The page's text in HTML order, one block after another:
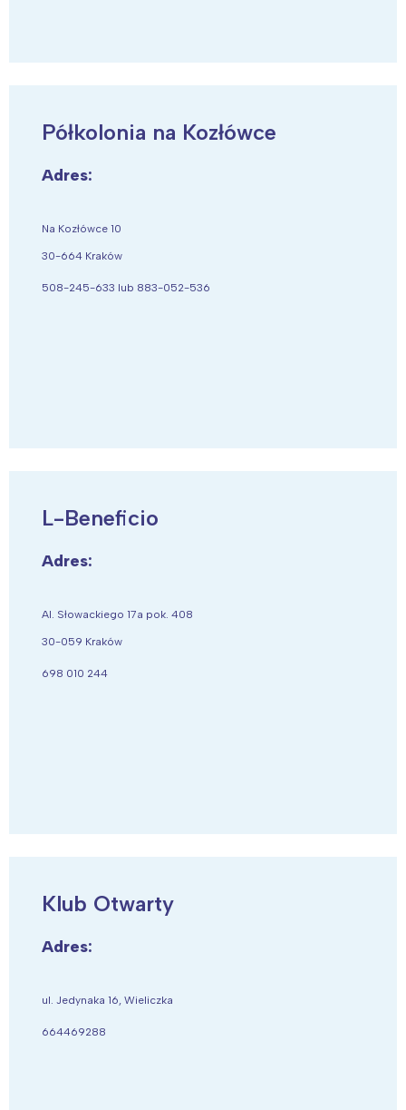
Półkolonia na Kozłówce
Adres:
Na Kozłówce 10
30-664 Kraków
508-245-633 lub 883-052-536
L-Beneficio
Adres:
Al. Słowackiego 17a pok. 408
30-059 Kraków
698 010 244
Klub Otwarty
Adres:
ul. Jedynaka 16, Wieliczka
664469288
Trójmiasto